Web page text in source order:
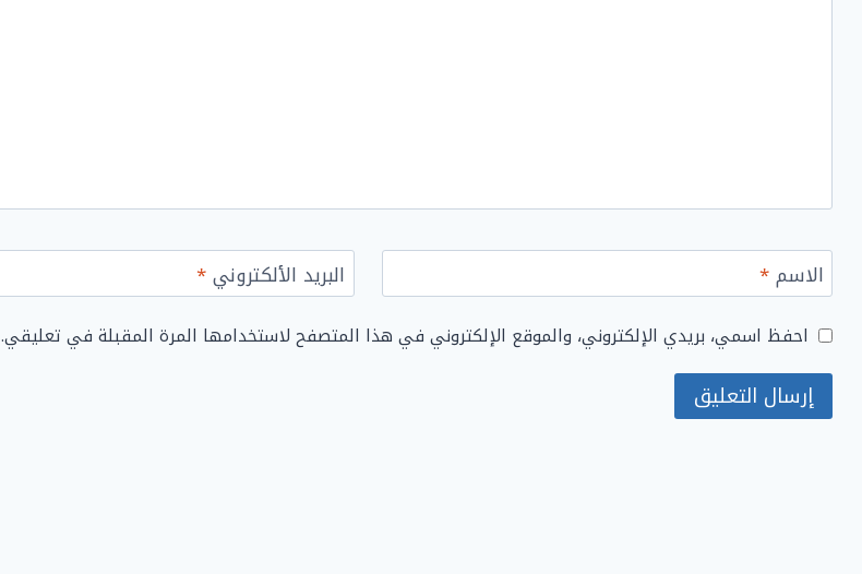
الاسم* البريد الألكتروني*
احفظ اسمي، بريدي الإلكتروني، والموقع الإلكتروني في هذا المتصفح لاستخدامها المرة المقبلة في تعليقي.